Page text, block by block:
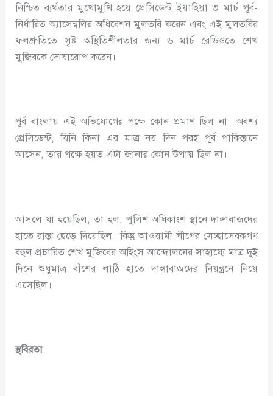
নিশ্চিত ব্যর্থতার মুখোমুখি হয়ে প্রেসিডেন্ট ইয়াহিয়া ৩ মার্চ পূর্ব-
নির্ধারিত অ্যাসেম্বলির অধিবেশন মুলতবি করেন এবং এই মুলতবির
ফলশ্রুতিতে সৃষ্ট অস্থিতিশীলতার জন্য ৬ মার্চ রেডিওতে শেখ
মুজিবকে দোষারোপ করেন।
পূর্ব বাংলায় এই অভিযোগের পক্ষে কোন প্রমাণ ছিল না। অবশ্য
প্রেসিডেন্ট, যিনি কিনা এর মাত্র নয় দিন পরই পূর্ব পাকিস্তানে
আসেন, তার পক্ষে হয়ত এটা জানার কোন উপায় ছিল না।
আসলে যা হয়েছিল, তা হল, পুলিশ অধিকাংশ স্থানে দাঙ্গাবাজদের
হাতে রাস্তা ছেড়ে দিয়েছিল। কিন্তু আওয়ামী লীগের সেচ্ছাসেবকগণ
বহুল প্রচারিত শেখ মুজিবের অহিংস আন্দোলনের সাহায্যে মাত্র দুই
দিনে শুধুমাত্র বাঁশের লাঠি হাতে দাঙ্গাবাজদের নিয়ন্ত্রনে নিয়ে
এসেছিল।
স্থবিরতা